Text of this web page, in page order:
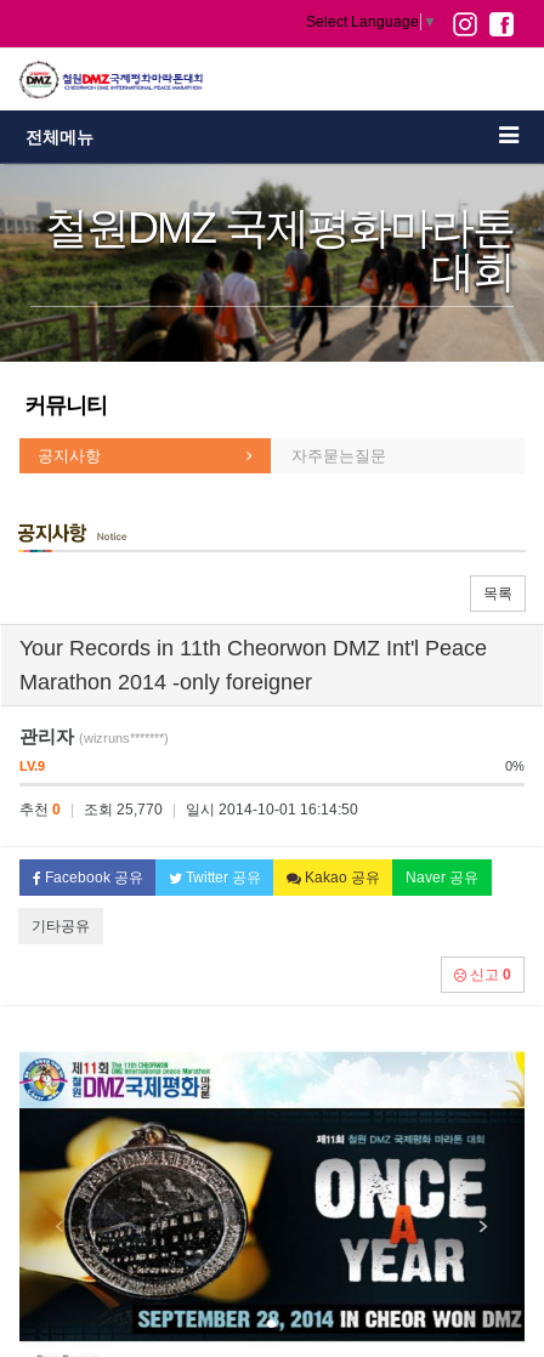
Select Language ▼
전체메뉴
철원DMZ 국제평화마라톤
대회
커뮤니티
공지사항 자주묻는질문
목록
Your Records in 11th Cheorwon DMZ Int'l Peace
Marathon 2014 -only foreigner
관리자 (wizruns*******)
LV.9
0%
추천 0 조회 25,770 일시 2014-10-01 16:14:50
Facebook 공유 Twitter 공유 Kakao 공유 Naver 공유
기타공유
신고 0